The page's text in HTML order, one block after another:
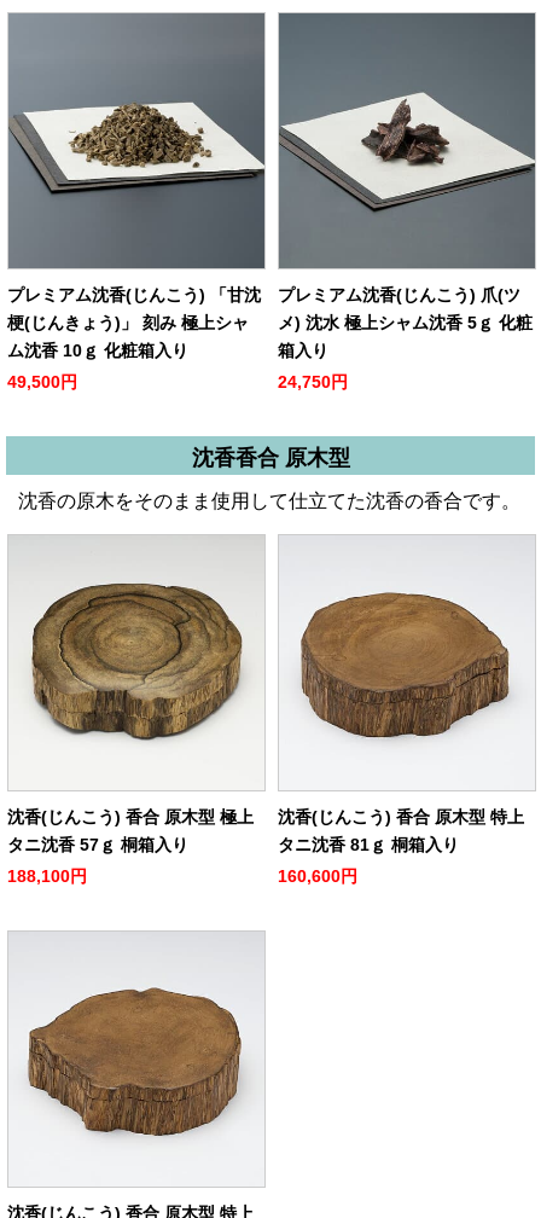
プレミアム沈香(じんこう) 「甘沈
梗(じんきょう)」 刻み 極上シャ
ム沈香 10ｇ 化粧箱入り
49,500円
プレミアム沈香(じんこう) 爪(ツ
メ) 沈水 極上シャム沈香 5ｇ 化粧
箱入り
24,750円
沈香香合 原木型
沈香の原木をそのまま使用して仕立てた沈香の香合です。
沈香(じんこう) 香合 原木型 極上
タニ沈香 57ｇ 桐箱入り
188,100円
沈香(じんこう) 香合 原木型 特上
タニ沈香 81ｇ 桐箱入り
160,600円
沈香(じんこう) 香合 原木型 特上